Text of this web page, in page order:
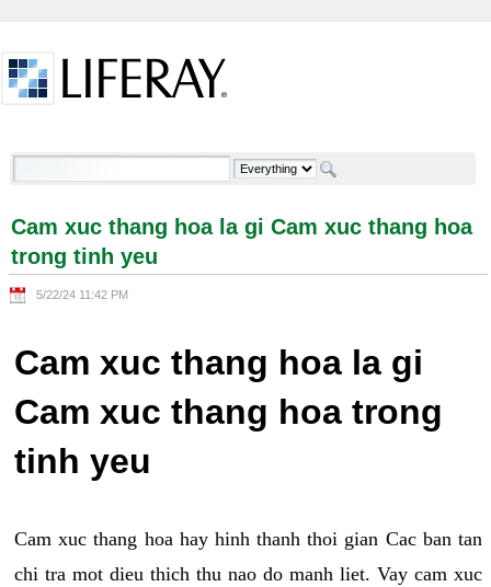
Cam xuc thang hoa la gi Cam xuc thang hoa trong
Cam xuc thang hoa la gi Cam xuc thang hoa
trong tinh yeu
5/22/24 11:42 PM
Cam xuc thang hoa la gi
Cam xuc thang hoa trong
tinh yeu
Cam xuc thang hoa hay hinh thanh thoi gian Cac ban tan
chi tra mot dieu thich thu nao do manh liet. Vay cam xuc